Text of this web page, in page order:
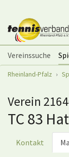
Vereinssuche
Sie sind hier:
Rheinland-Pfalz
Verein
TC 83
Kontakt